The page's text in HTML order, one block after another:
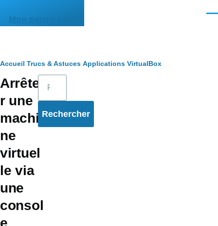
Mon pense-bête
Fil
d'Ariane
Accueil Trucs & Astuces Applications VirtualBox
Arrête
r une
machi
ne
virtuel
le via
une
consol
e
Rechercher